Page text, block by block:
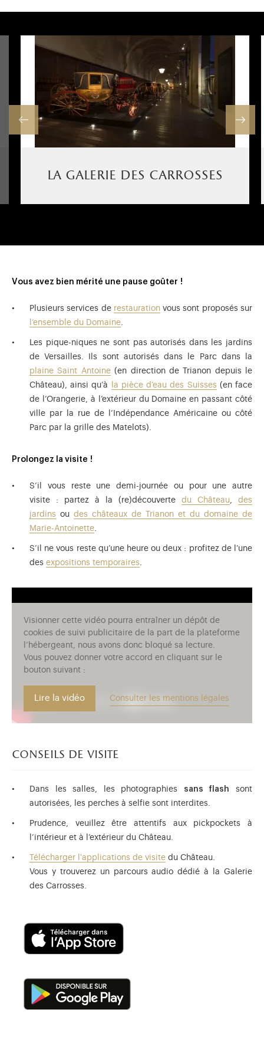
la galerie des carrosses
Vous avez bien mérité une pause goûter !
Plusieurs services de restaurationvous sont proposés sur
l’ensemble du Domaine.
Les pique-niques ne sont pas autorisés dans les jardins
de Versailles. Ils sont autorisés dans le Parc dans la
plaine Saint Antoine(en direction de Trianon depuis le
Château), ainsi qu’à
la pièce d’eau des Suisses (en face
de l’Orangerie, à l’extérieur du Domaine en passant côté
ville par la rue de l’Indépendance Américaine ou côté
Parc par la grille des Matelots).
Prolongez la visite !
S’il vous reste une demi-journée ou pour une autre
visite : partez à la (re)découverte du Château, des
jardins ou des châteaux de Trianon et du domaine de
Marie-Antoinette.
S’il ne vous reste qu’une heure ou deux : profitez de l’une
des expositions temporaires.
Visionner cette vidéo pourra entraîner un dépôt de
cookies de suivi publicitaire de la part de la plateforme
l’hébergeant, nous avons donc bloqué sa lecture.
Vous pouvez donner votre accord en cliquant sur le
bouton suivant :
Lire la vidéo Consulter les mentions légales
conseils de visite
Dans les salles, les photographies sans flash
sont
autorisées, les perches à selfie sont interdites.
Prudence, veuillez être attentifs aux pickpockets à
l’intérieur et à l’extérieur du Château.
Télécharger l'applications de visite du Château.
Vous y trouverez un parcours audio dédié à la Galerie
des Carrosses.